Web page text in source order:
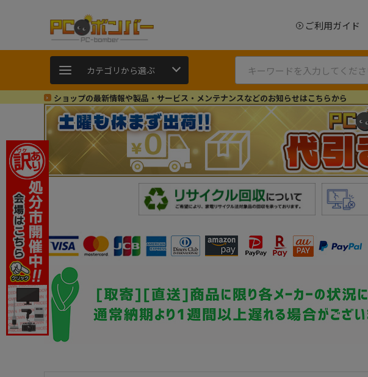
ご利用ガイド
カテゴリから選ぶ
ショップの最新情報や製品・サービス・メンテナンスなどのお知らせはこちらから